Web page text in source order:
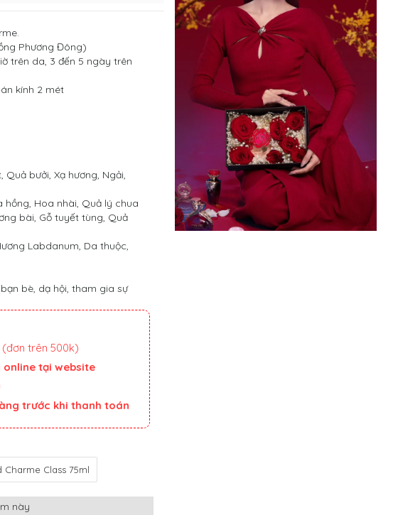
.
Phương Đông)
trên da, 3 đến 5 ngày trên
kính 2 mét
bưởi, Xạ hương, Ngải,
Hoa nhài, Quả lý chua
bài, Gỗ tuyết tùng, Quả
Labdanum, Da thuộc,
bè, dạ hội, tham gia sự
(đơn trên 500k)
online tại website
trước khi thanh toán
Charme Class 75ml
này